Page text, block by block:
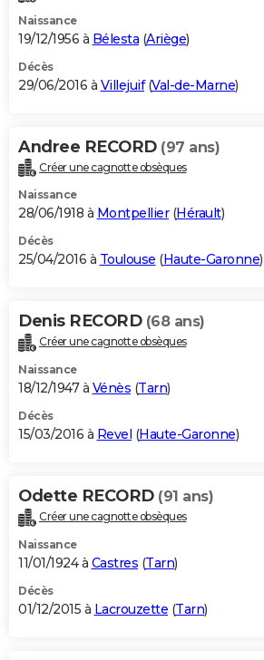
Naissance
19/12/1956 à Bélesta (Ariège)
Décès
29/06/2016 à Villejuif(Val-de-Marne)
Andree RECORD (97 ans)
Créer une cagnotte obsèques
Naissance
28/06/1918 à Montpellier(Hérault)
Décès
25/04/2016 à Toulouse (Haute-Garonne)
Denis RECORD (68 ans)
Créer une cagnotte obsèques
Naissance
18/12/1947 à Vénès (Tarn)
Décès
15/03/2016 à Revel (Haute-Garonne)
Odette RECORD (91 ans)
Créer une cagnotte obsèques
Naissance
11/01/1924 à Castres (Tarn)
Décès
01/12/2015 à Lacrouzette (Tarn)